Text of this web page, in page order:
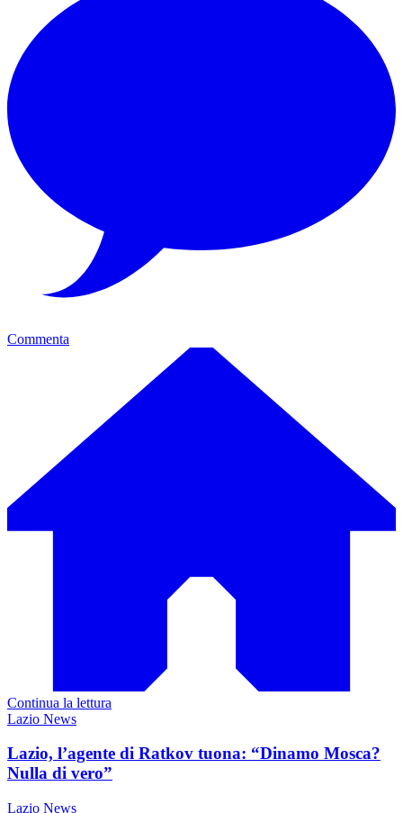
Commenta
Continua la lettura
Lazio News
Lazio, l’agente di Ratkov tuona: “Dinamo Mosca?
Nulla di vero”
Lazio News